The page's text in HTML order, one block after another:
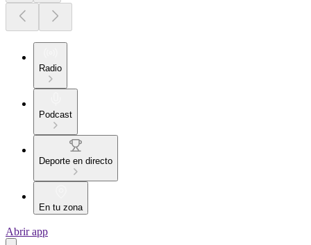
Radio
Podcast
Deporte en directo
En tu zona
Abrir app